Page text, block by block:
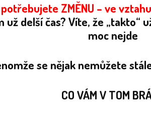
ZMĚNU – ve
už delší čas? Víte, že „takto“
moc nejde
se nějak nemůžete
CO VÁM V TOM